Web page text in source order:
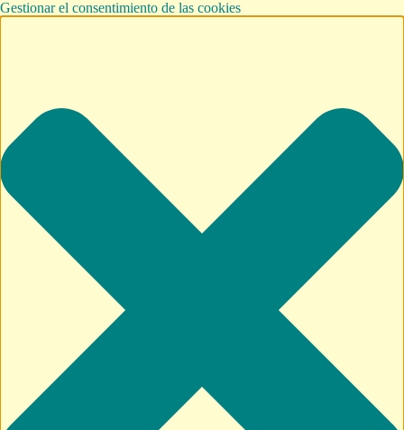
Gestionar el consentimiento de las cookies